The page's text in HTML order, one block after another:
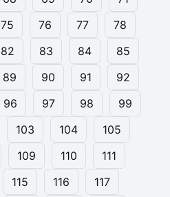
75 76 77
78
82 83 84
85
89 90 91
92
96 97 98
99
103 104
105
109 110
111
115 116
117